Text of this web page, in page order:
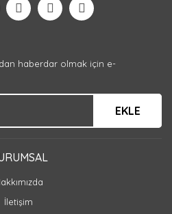
Yorum Yaz
haberdar olmak için e-
EKLE
İletişim